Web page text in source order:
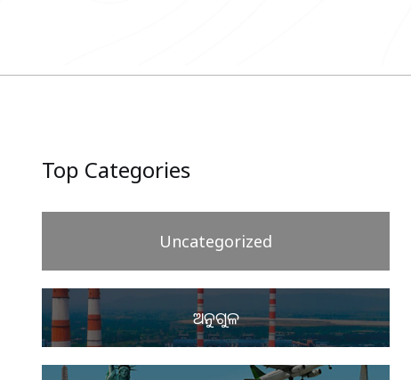
Top Categories
Uncategorized
ଅନୁଗୁଳ